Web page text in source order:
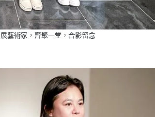
藝術家，齊聚一堂，合影留念